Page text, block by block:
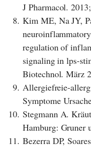
J Pharmacol.
8. Kim ME, Na JY,
regulation of
signaling in lps-
Biotechnol. März
9. Allergiefreie-
Symptome
10. Stegmann A.
Hamburg: Gruner
11. Bezerra DP,